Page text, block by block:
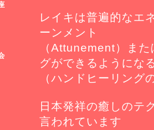
レイキは普遍的なエ
ーンメント
（Attunement）ま
グができるようにな
（ハンドヒーリング
日本発祥の癒しのテ
言われています